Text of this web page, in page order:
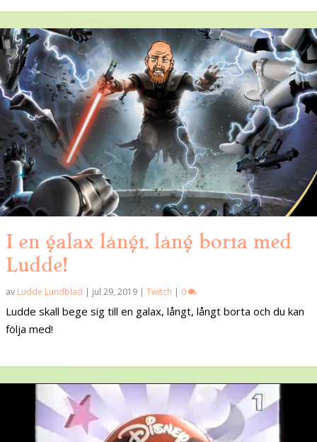
I en galax långt, lång borta med
Ludde!
av Ludde Lundblad | jul 29, 2019 | Twitch | 0
Ludde skall bege sig till en galax, långt, långt borta och du kan
följa med!